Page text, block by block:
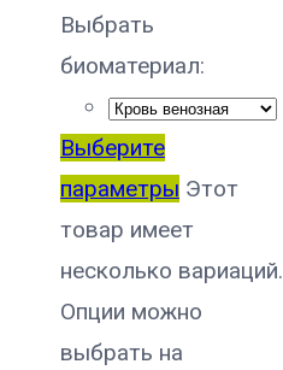
Выбрать
биоматериал:
Выберите
параметры Этот
товар имеет
несколько вариаций.
Опции можно
выбрать на